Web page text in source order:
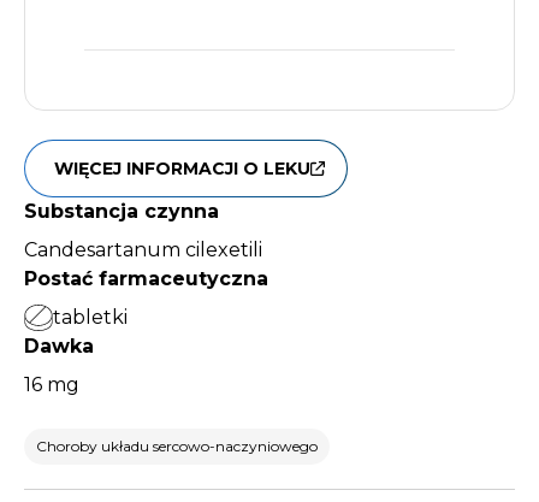
WIĘCEJ INFORMACJI O LEKU
Substancja czynna
Candesartanum cilexetili
Postać farmaceutyczna
tabletki
Dawka
16 mg
Choroby układu sercowo-naczyniowego